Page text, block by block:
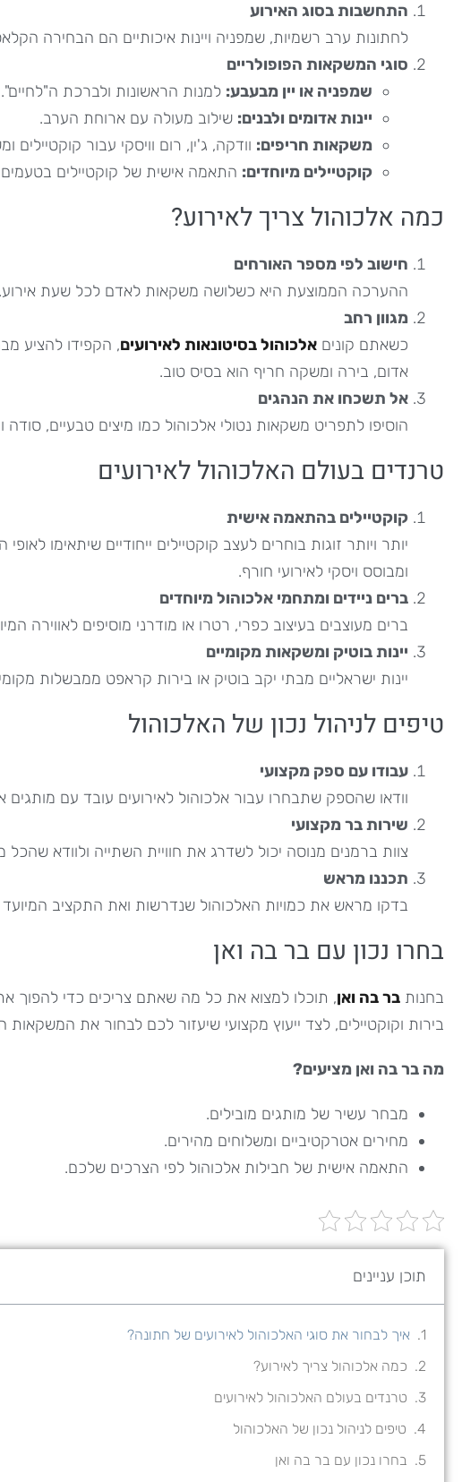
התחשבות בסוג האירוע
לחתונות ערב רשמיות, שמפניה ויינות איכותיים הם הבחירה
סוגי המשקאות הפופולריים
שמפניה או יין מבעבע: למנות הראשונות ולברכת ה"לחיים".
יינות אדומים ולבנים: שילוב מעולה עם ארוחת הערב.
משקאות חריפים: וודקה, ג'ין, רום וויסקי עבור קוקטיילים
קוקטיילים מיוחדים: התאמה אישית של קוקטיילים
כמה אלכוהול צריך לאירוע?
חישוב לפי מספר האורחים
ההערכה הממוצעת היא כשלושה משקאות לאדם לכל שעת
מגוון רחב
כשאתם קונים אלכוהול בסיטונאות לאירועים, הקפידו להציע
אדום, בירה ומשקה חריף הוא בסיס טוב.
אל תשכחו את הנהגים
הוסיפו לתפריט משקאות נטולי אלכוהול כמו מיצים טבעיים, סודה
טרנדים בעולם האלכוהול לאירועים
קוקטיילים בהתאמה אישית
יותר ויותר זוגות בוחרים לעצב קוקטיילים ייחודיים שיתאימו
ומבוסס ויסקי לאירועי חורף.
ברים ניידים ומתחמי אלכוהול מיוחדים
ברים מעוצבים בעיצוב כפרי, רטרו או מודרני מוסיפים לאווירה
יינות בוטיק ומשקאות מקומיים
יינות ישראליים מבתי יקב בוטיק או בירות קראפט ממבשלות
טיפים לניהול נכון של האלכוהול
עבודו עם ספק מקצועי
וודאו שהספק שתבחרו עבור אלכוהול לאירועים עובד עם מותגים
שירות בר מקצועי
צוות ברמנים מנוסה יכול לשדרג את חוויית השתייה ולוודא
תכננו מראש
בדקו מראש את כמויות האלכוהול שנדרשות ואת התקציב
בחרו נכון עם בר בה ואן
בחנות בר בה ואן, תוכלו למצוא את כל מה שאתם צריכים כדי להפוך
בירות וקוקטיילים, לצד ייעוץ מקצועי שיעזור לכם לבחור את
מה בר בה ואן מציעים?
מבחר עשיר של מותגים מובילים.
מחירים אטרקטיביים ומשלוחים מהירים.
התאמה אישית של חבילות אלכוהול לפי הצרכים שלכם.
תוכן עניינים
איך לבחור את סוגי האלכוהול לאירועים של חתונה?
כמה אלכוהול צריך לאירוע?
טרנדים בעולם האלכוהול לאירועים
טיפים לניהול נכון של האלכוהול
בחרו נכון עם בר בה ואן